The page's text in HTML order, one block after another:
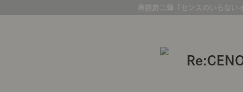
書籍第二弾「センスのいらない